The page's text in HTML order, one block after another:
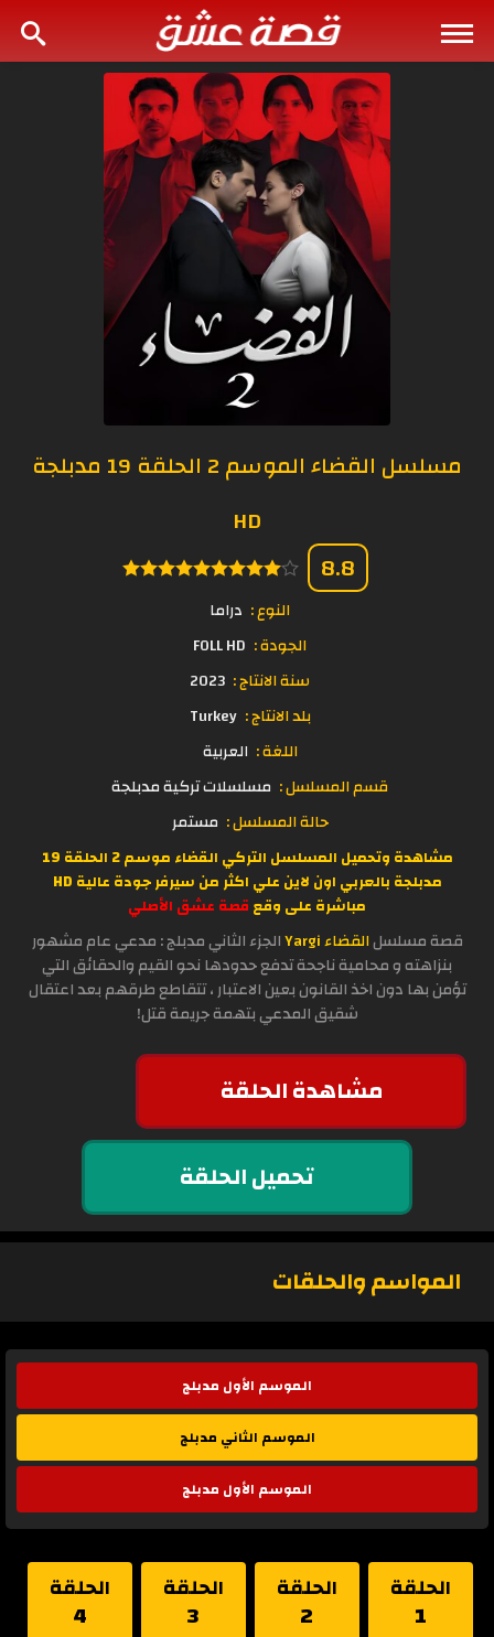
مسلسل القضاء الموسم 2 الحلقة 19 مدبلجة
HD
8.8
النوع : دراما
الجودة : FOLL HD
سنة الانتاج : 2023
بلد الانتاج : Turkey
اللغة : العربية
قسم المسلسل : مسلسلات تركية مدبلجة
حالة المسلسل : مستمر
مشاهدة وتحميل المسلسل التركي القضاء موسم 2 الحلقة 19
مدبلجة بالعربي اون لاين علي اكثر من سيرفر جودة عالية HD
مباشرة على وقع قصة عشق الأصلي
قصة مسلسلالقضاء Yargi
الجزء الثاني مدبلج : مدعي عام مشهور
بنزاهته و محامية ناجحة تدفع حدودها نحو القيم والحقائق التي
تؤمن بها دون اخذ القانون بعين الاعتبار ، تتقاطع طرقهم بعد اعتقال
شقيق المدعي بتهمة جريمة قتل!
مشاهدة الحلقة
تحميل الحلقة
المواسم والحلقات
الموسم الأول مدبلج
الموسم الثاني مدبلج
الموسم الأول مدبلج
الحلقة
1
الحلقة
2
الحلقة
3
الحلقة
4